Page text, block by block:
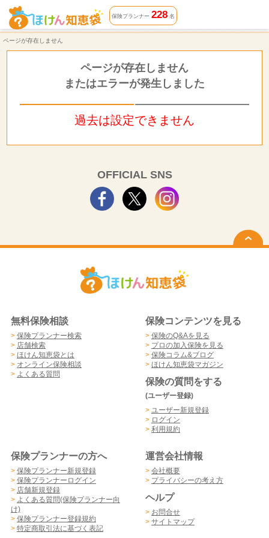
ページが存在しません | ほけん知恵袋
保険プランナー 228名
ページが存在しません
ページが存在しません
またはエラーが発生しました
過去は設定できません
OFFICIAL SNS
無料保険相談
> 保険プランナー検索
> 店舗検索
> ほけん知恵袋とは
> オンライン保険相談
> よくある質問
保険コンテンツを見る
> 保険のQ&Aを見る
> プロの加入保険を見る
> 保険コラム&ブログ
> ほけん知恵袋マガジン
保険の質問をする
(ユーザー登録)
> ユーザー新規登録
> ログイン
> 利用規約
保険プランナーの方へ
> 保険プランナー新規登録
> 保険プランナーログイン
> 店舗新規登録
> よくある質問(保険プランナー向
け)
> 保険プランナー登録規約
> 特定商取引法に基づく表記
運営会社情報
> 会社概要
> プライバシーの考え方
ヘルプ
> お問合せ
> サイトマップ